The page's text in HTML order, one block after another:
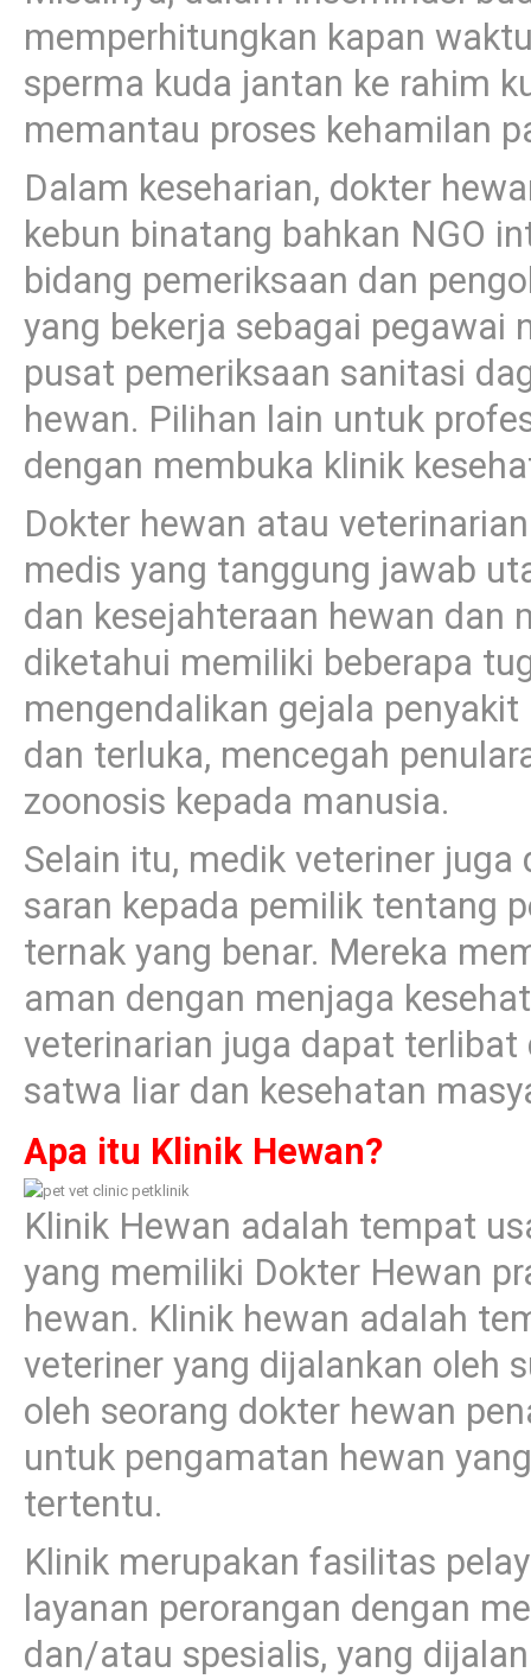
memperhitungkan kapan
sperma kuda jantan ke rahim
memantau proses kehamilan
Dalam keseharian, dokter
kebun binatang bahkan NGO
bidang pemeriksaan dan
yang bekerja sebagai pegawai
pusat pemeriksaan sanitasi
hewan. Pilihan lain untuk
dengan membuka klinik
Dokter hewan atau
medis yang tanggung jawab
dan kesejahteraan hewan dan
diketahui memiliki beberapa
mengendalikan gejala
dan terluka, mencegah
zoonosis kepada manusia.
Selain itu, medik veteriner
saran kepada pemilik tentang
ternak yang benar. Mereka
aman dengan menjaga
veterinarian juga dapat
satwa liar dan kesehatan
Apa itu Klinik Hewan?
Klinik Hewan adalah tempat
yang memiliki Dokter Hewan
hewan. Klinik hewan adalah
veteriner yang dijalankan oleh
oleh seorang dokter hewan
untuk pengamatan hewan
tertentu.
Klinik merupakan fasilitas
layanan perorangan dengan
dan/atau spesialis, yang